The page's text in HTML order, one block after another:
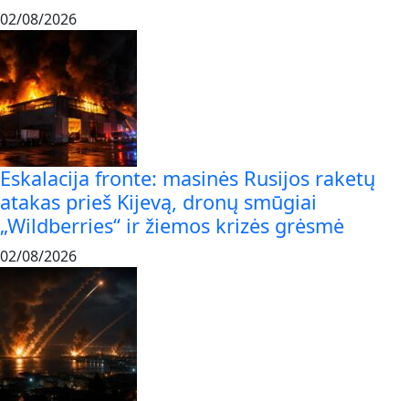
02/08/2026
Eskalacija fronte: masinės Rusijos raketų
atakas prieš Kijevą, dronų smūgiai
„Wildberries“ ir žiemos krizės grėsmė
02/08/2026